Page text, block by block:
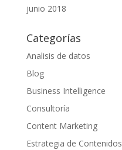
junio 2018
Categorías
Analisis de datos
Blog
Business Intelligence
Consultoría
Content Marketing
Estrategia de Contenidos